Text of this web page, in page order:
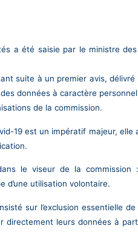
a été saisie par le ministre
suite à un premier avis,
données à caractère
de la commission.
19 est un impératif majeur,
le viseur de la commission
d’une utilisation volontaire.
sur l’exclusion essentielle
directement leurs données à